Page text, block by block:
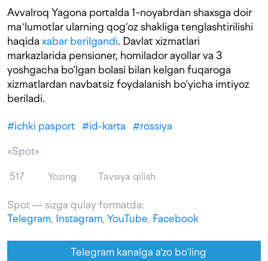
Avvalroq Yagona portalda 1-noyabrdan shaxsga doir
maʼlumotlar ularning qog‘oz shakliga tenglashtirilishi
haqida xabar berilgandi. Davlat xizmatlari
markazlarida pensioner, homilador ayollar va 3
yoshgacha bo‘lgan bolasi bilan kelgan fuqaroga
xizmatlardan navbatsiz foydalanish bo‘yicha imtiyoz
beriladi.
#ichki pasport #id-karta #rossiya
«Spot»
517 Yozing Tavsiya qilish
Spot — sizga qulay formatda:
Telegram, Instagram, YouTube, Facebook
Telegram kanalga a'zo bo‘ling